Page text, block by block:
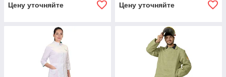
Цену уточняйте Цену уточняйте